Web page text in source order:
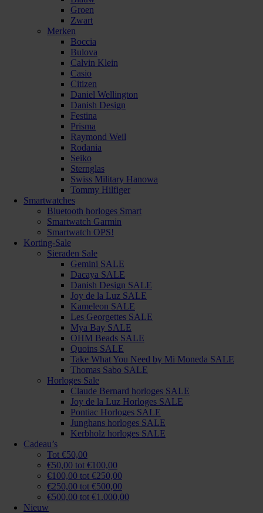
Groen
Zwart
Merken
Boccia
Bulova
Calvin Klein
Casio
Citizen
Daniel Wellington
Danish Design
Festina
Prisma
Raymond Weil
Rodania
Seiko
Sternglas
Swiss Military Hanowa
Tommy Hilfiger
Smartwatches
Bluetooth horloges Smart
Smartwatch Garmin
Smartwatch OPS!
Korting-Sale
Sieraden Sale
Gemini SALE
Dacaya SALE
Danish Design SALE
Joy de la Luz SALE
Kameleon SALE
Les Georgettes SALE
Mya Bay SALE
OHM Beads SALE
Quoins SALE
Take What You Need by Mi Moneda SALE
Thomas Sabo SALE
Horloges Sale
Claude Bernard horloges SALE
Joy de la Luz Horloges SALE
Pontiac Horloges SALE
Junghans horloges SALE
Kerbholz horloges SALE
Cadeau’s
Tot €50,00
€50,00 tot €100,00
€100,00 tot €250,00
€250,00 tot €500,00
€500,00 tot €1.000,00
Nieuw